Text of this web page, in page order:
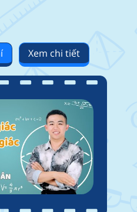
Xem chi tiết